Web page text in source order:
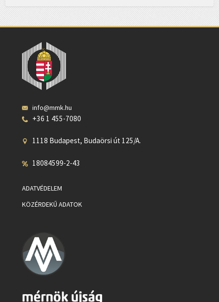
info@mmk.hu
+36 1 455-7080
1118 Budapest, Budaörsi út 125/A.
18084599-2-43
ADATVÉDELEM
KÖZÉRDEKŰ ADATOK